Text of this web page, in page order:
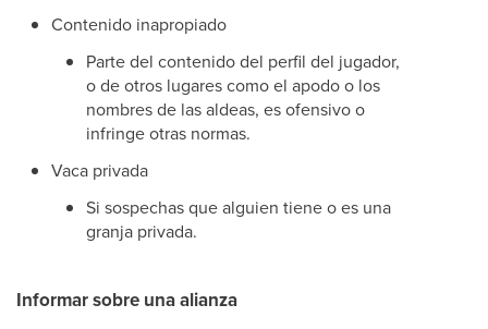
Contenido inapropiado
Parte del contenido del perfil del jugador,
o de otros lugares como el apodo o los
nombres de las aldeas, es ofensivo o
infringe otras normas.
Vaca privada
Si sospechas que alguien tiene o es una
granja privada.
Informar sobre una alianza